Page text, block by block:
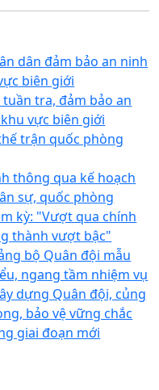
dân đảm bảo an ninh
biên giới
tra, đảm bảo an
vực biên giới
trận quốc phòng
thông qua kế hoạch
sự, quốc phòng
kỳ: "Vượt qua chính
thành vượt bậc"
bộ Quân đội mẫu
ngang tầm nhiệm vụ
dựng Quân đội, củng
bảo vệ vững chắc
giai đoạn mới